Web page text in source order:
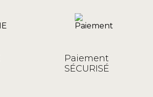
Paiement
SÉCURISÉ